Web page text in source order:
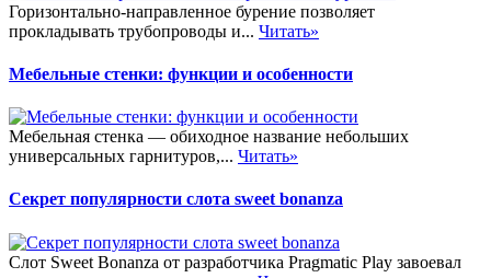
Горизонтально-направленное бурение позволяет
прокладывать трубопроводы и... Читать»
Мебельные стенки: функции и особенности
Мебельная стенка — обиходное название небольших
универсальных гарнитуров,... Читать»
Секрет популярности слота sweet bonanza
Слот Sweet Bonanza от разработчика Pragmatic Play завоевал